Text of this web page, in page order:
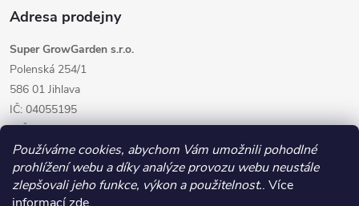
Používáme cookies, abychom Vám umožnili pohodlné
prohlížení webu a díky analýze provozu webu neustále
zlepšovali jeho funkce, výkon a použitelnost.. Více
Adresa prodejny
Super GrowGarden s.r.o.
Polenská 254/1
586 01 Jihlava
IČ: 04055195
DIČ: CZ04055195